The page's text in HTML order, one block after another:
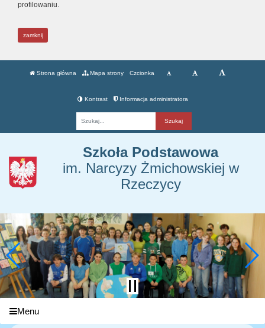
profilowaniu.
zamknij
Strona główna Mapa strony Czcionka
Kontrast Informacja administratora
Szkoła Podstawowa
im. Narcyzy Żmichowskiej w
Rzeczycy
Menu